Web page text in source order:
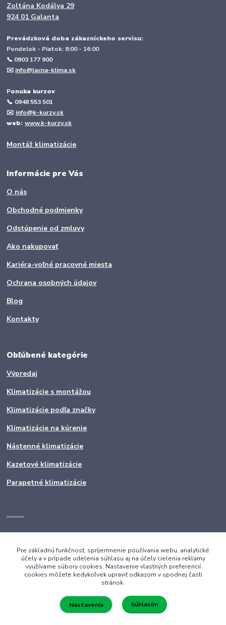
Zoltána Kodálya 29
924 01 Galanta
Prevádzková doba zákazníckeho servisu:
Pondelok - Piatok: 8:00 - 16:00
📞 0903 177 900
✉️ info@lacna-klima.sk
Ponuka kurzov
📞 0948 553 501
✉️ info@k-kurzy.sk
web:www.k-kurzy.sk
Montáž klimatizácie
Informácie pre Vás
O nás
Obchodné podmienky
Odstúpenie od zmluvy
Ako nakupovať
Kariéra-voľné pracovné miesta
Ochrana osobných údajov
Blog
Kontakty
Obľúbené kategórie
Výpredaj
Klimatizácie s montážou
Klimatizácie podľa značky
Klimatizácie na kúrenie
Nástenné klimatizácie
Kazetové klimatizácie
Parapetné klimatizácie
Pre základnú funkčnosť, spríjemnenie používania webu, analytické
účely a v prípade udelenia súhlasu aj na účely cielenia reklamy
využívame súbory cookies. Nastavenie vlastných preferencií
cookies môžete kedykoľvek upraviť odkazom v spodnej časti
stránok.
Nastavenia Súhlasím